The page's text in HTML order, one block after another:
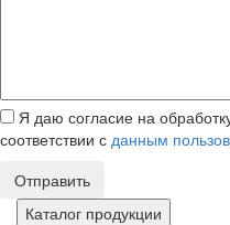
Я даю согласие на
соответствии с данным
Отправить
Каталог продукции